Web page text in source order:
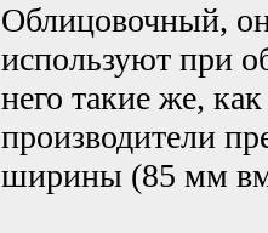
Облицовочный,
используют при
него такие же,
производители
ширины (85 мм